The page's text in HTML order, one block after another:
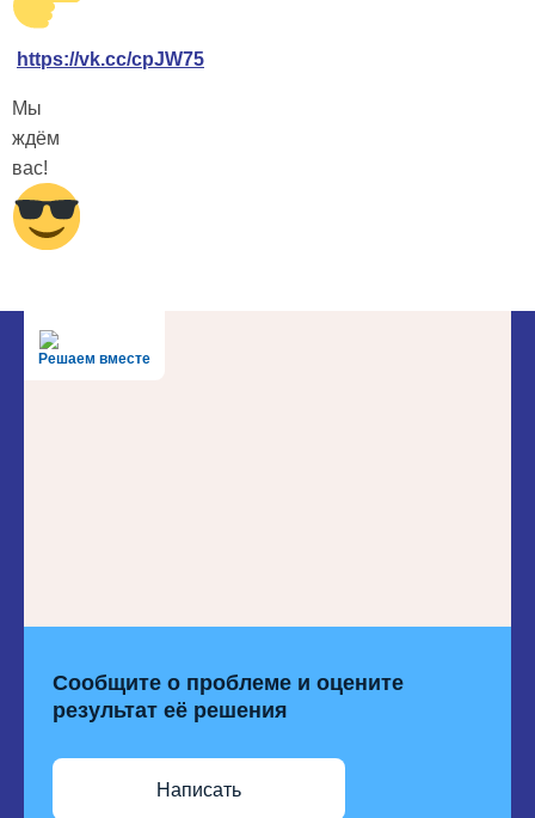
https://vk.cc/cpJW75
Мы
ждём
вас!
Решаем вместе
Сообщите о проблеме и оцените
результат её решения
Написать